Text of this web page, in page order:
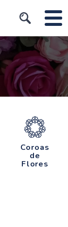
Coroas
de
Flores